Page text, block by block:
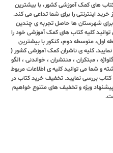
های کمک آموزشی کشور، با بیشترین
اینترنتی را برای شما تداعی می کند.
کاری برای شهرستان ها حاصل تجربه ی چندین
کلیه کتاب های کمک آموزشی خود را
اول، متوسطه دوم، کنکور با بیشترین
کلیه ی ناشران کمک آموزشی کشور (
، مبتکران ، منتشران ، خواندنی ، الگو
و شما می توانید کلیه ی اطلاعات مربوط
بررسی نمایید. تخفیف خرید کتاب در
ویژه و تخفیف های متنوع خواهیم